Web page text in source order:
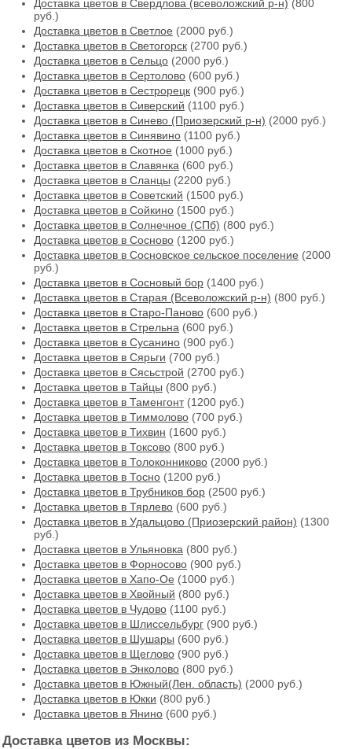
Доставка цветов в Свердлова (всеволожский р-н) (800
руб.)
Доставка цветов в Светлое (2000 руб.)
Доставка цветов в Светогорск (2700 руб.)
Доставка цветов в Сельцо (2000 руб.)
Доставка цветов в Сертолово (600 руб.)
Доставка цветов в Сестрорецк (900 руб.)
Доставка цветов в Сиверский (1100 руб.)
Доставка цветов в Синево (Приозерский р-н) (2000 руб.)
Доставка цветов в Синявино (1100 руб.)
Доставка цветов в Скотное (1000 руб.)
Доставка цветов в Славянка (600 руб.)
Доставка цветов в Сланцы (2200 руб.)
Доставка цветов в Советский (1500 руб.)
Доставка цветов в Сойкино (1500 руб.)
Доставка цветов в Солнечное (СПб) (800 руб.)
Доставка цветов в Сосново (1200 руб.)
Доставка цветов в Сосновское сельское поселение (2000
руб.)
Доставка цветов в Сосновый бор (1400 руб.)
Доставка цветов в Старая (Всеволожский р-н) (800 руб.)
Доставка цветов в Старо-Паново (600 руб.)
Доставка цветов в Стрельна (600 руб.)
Доставка цветов в Сусанино (900 руб.)
Доставка цветов в Сярьги (700 руб.)
Доставка цветов в Сясьстрой (2700 руб.)
Доставка цветов в Тайцы (800 руб.)
Доставка цветов в Таменгонт(1200 руб.)
Доставка цветов в Тиммолово (700 руб.)
Доставка цветов в Тихвин (1600 руб.)
Доставка цветов в Токсово (800 руб.)
Доставка цветов в Толоконниково (2000 руб.)
Доставка цветов в Тосно (1200 руб.)
Доставка цветов в Трубников бор (2500 руб.)
Доставка цветов в Тярлево (600 руб.)
Доставка цветов в Удальцово (Приозерский район) (1300
руб.)
Доставка цветов в Ульяновка (800 руб.)
Доставка цветов в Форносово (900 руб.)
Доставка цветов в Хапо-Ое (1000 руб.)
Доставка цветов в Хвойный (800 руб.)
Доставка цветов в Чудово (1100 руб.)
Доставка цветов в Шлиссельбург (900 руб.)
Доставка цветов в Шушары (600 руб.)
Доставка цветов в Щеглово (900 руб.)
Доставка цветов в Энколово (800 руб.)
Доставка цветов в Южный(Лен. область) (2000 руб.)
Доставка цветов в Юкки (800 руб.)
Доставка цветов в Янино (600 руб.)
Доставка цветов из Москвы: